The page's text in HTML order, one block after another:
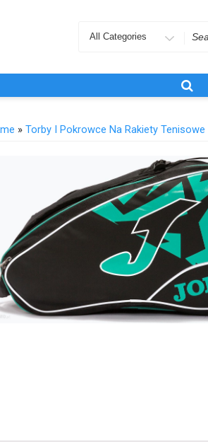
Search
» Torby I Pokrowce Na Rakiety Tenisowe